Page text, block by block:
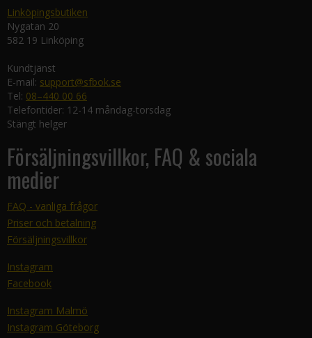
Linköpingsbutiken
Nygatan 20
582 19 Linköping
Kundtjänst
E-mail: support@sfbok.se
Tel: 08–440 00 66
Telefontider: 12-14 måndag-torsdag
Stängt helger
Försäljningsvillkor, FAQ & sociala
medier
FAQ - vanliga frågor
Priser och betalning
Försäljningsvillkor
Instagram
Facebook
Instagram Malmö
Instagram Göteborg